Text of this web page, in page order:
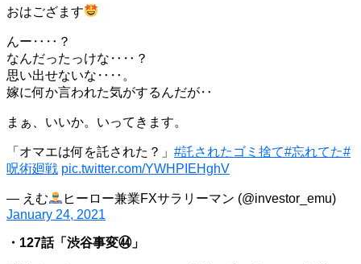
おはござます
んー‥‥？
なんだったっけな‥‥？
思い出せないな‥‥。
嫁に何か言われた気がするんだが‥
まぁ、いいか。いってきます。
「オマエは何を託された？」 #託されたゴミ捨て#忘れてた#
呪術廻戦 pic.twitter.com/YWHPIEHghV
— えむ
ヒーロー兼業FXサラリーマン (@investor_emu)
January 24, 2021
・127話「渋谷事変㊹」